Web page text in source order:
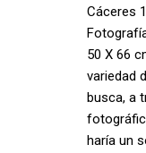
50 X 66
variedad
busca, a
haría un